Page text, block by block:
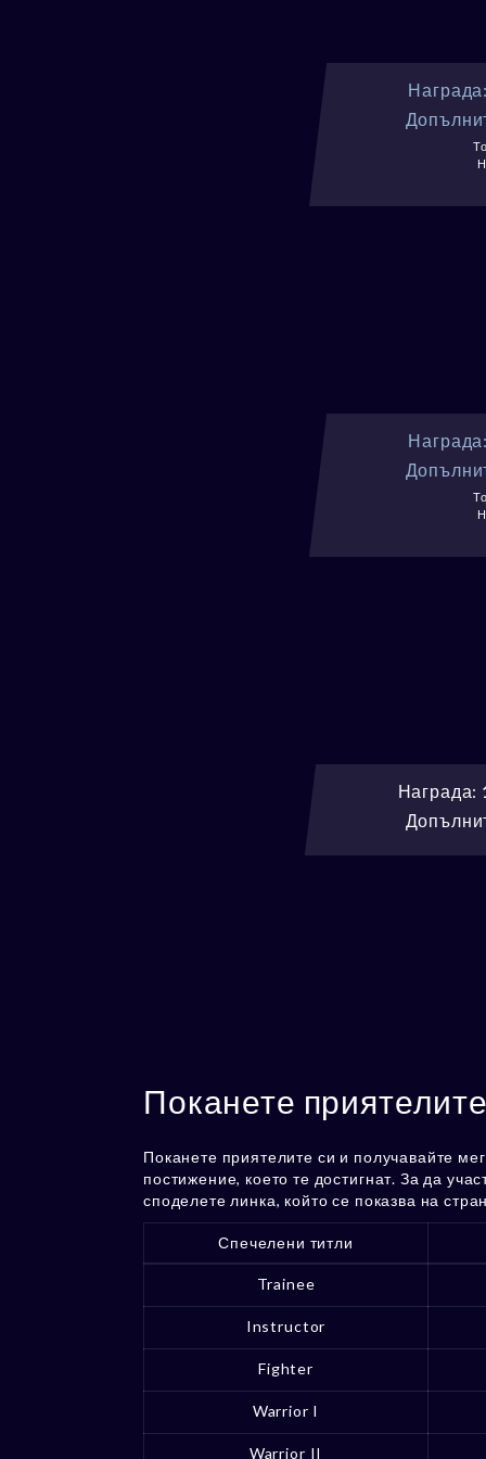
Награда:
Награда:
Награда:
Поканете
Поканете приятелите си и получавайте
постижение, което те достигнат. За да
споделете линка, който се показва на
Спечелени титли
Trainee
Instructor
Fighter
Warrior I
Warrior II